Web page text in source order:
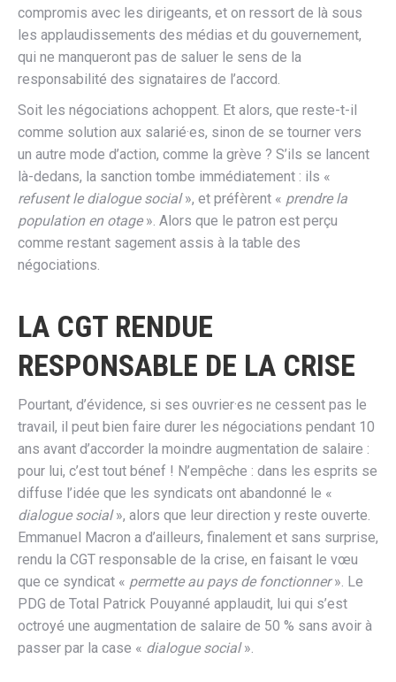
compromis avec les dirigeants, et on ressort de là sous
les applaudissements des médias et du gouvernement,
qui ne manqueront pas de saluer le sens de la
responsabilité des signataires de l’accord.
Soit les négociations achoppent. Et alors, que reste-t-il
comme solution aux salarié·es, sinon de se tourner vers
un autre mode d’action, comme la grève ? S’ils se lancent
là-dedans, la sanction tombe immédiatement : ils «
refusent le dialogue social», et préfèrent « prendre la
population en otage». Alors que le patron est perçu
comme restant sagement assis à la table des
négociations.
LA CGT RENDUE
RESPONSABLE DE LA CRISE
Pourtant, d’évidence, si ses ouvrier·es ne cessent pas le
travail, il peut bien faire durer les négociations pendant 10
ans avant d’accorder la moindre augmentation de salaire :
pour lui, c’est tout bénef ! N’empêche : dans les esprits se
diffuse l’idée que les syndicats ont abandonné le «
dialogue social », alors que leur direction y reste ouverte.
Emmanuel Macron a d’ailleurs, finalement et sans surprise,
rendu la CGT responsable de la crise, en faisant le vœu
que ce syndicat « permette au pays de fonctionner ». Le
PDG de Total Patrick Pouyanné applaudit, lui qui s’est
octroyé une augmentation de salaire de 50 % sans avoir à
passer par la case « dialogue social».